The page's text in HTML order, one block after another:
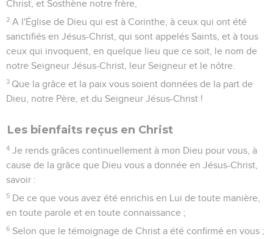
Christ, et Sosthène notre frère,
2 A l'Église de Dieu qui est à Corinthe, à ceux qui ont été
sanctifiés en Jésus-Christ, qui sont appelés Saints, et à tous
ceux qui invoquent, en quelque lieu que ce soit, le nom de
notre Seigneur Jésus-Christ, leur Seigneur et le nôtre.
3 Que la grâce et la paix vous soient données de la part de
Dieu, notre Père, et du Seigneur Jésus-Christ !
Les bienfaits reçus en Christ
4 Je rends grâces continuellement à mon Dieu pour vous, à
cause de la grâce que Dieu vous a donnée en Jésus-Christ,
savoir :
5 De ce que vous avez été enrichis en Lui de toute manière,
en toute parole et en toute connaissance ;
6 Selon que le témoignage de Christ a été confirmé en vous ;